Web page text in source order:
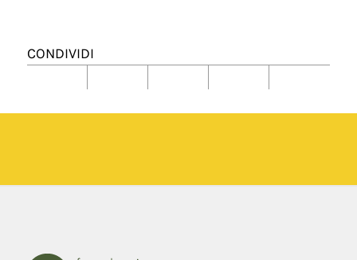
CONDIVIDI